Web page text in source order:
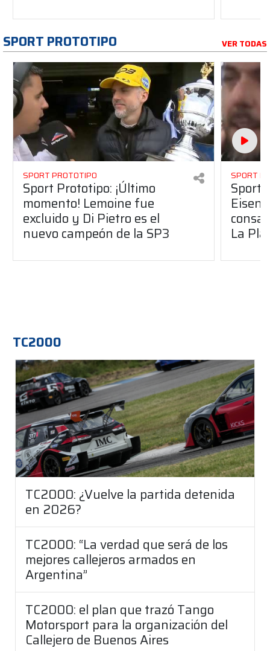
SPORT PROTOTIPO VER TODAS
SPORT PROTOTIPO
Sport Prototipo: ¡Último
momento! Lemoine fue
excluido y Di Pietro es el
nuevo campeón de la SP3
SPORT
Sport
La
TC2000
TC2000: ¿Vuelve la partida detenida
en 2026?
TC2000: “La verdad que será de los
mejores callejeros armados en
Argentina”
TC2000: el plan que trazó Tango
Motorsport para la organización del
Callejero de Buenos Aires